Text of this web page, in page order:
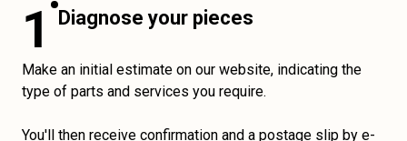
1 Diagnose your pieces
Make an initial estimate on our website, indicating the
type of parts and services you require.
You'll then receive confirmation and a postage slip by e-